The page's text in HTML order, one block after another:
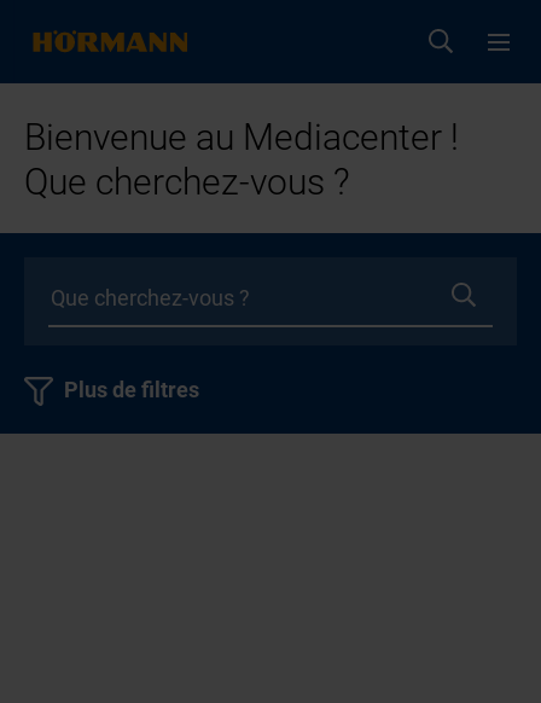
Bienvenue au Mediacenter !
Que cherchez-vous ?
Plus de filtres